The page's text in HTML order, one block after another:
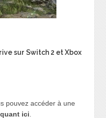
sur Switch 2 et Xbox
pouvez accéder à une
ici.